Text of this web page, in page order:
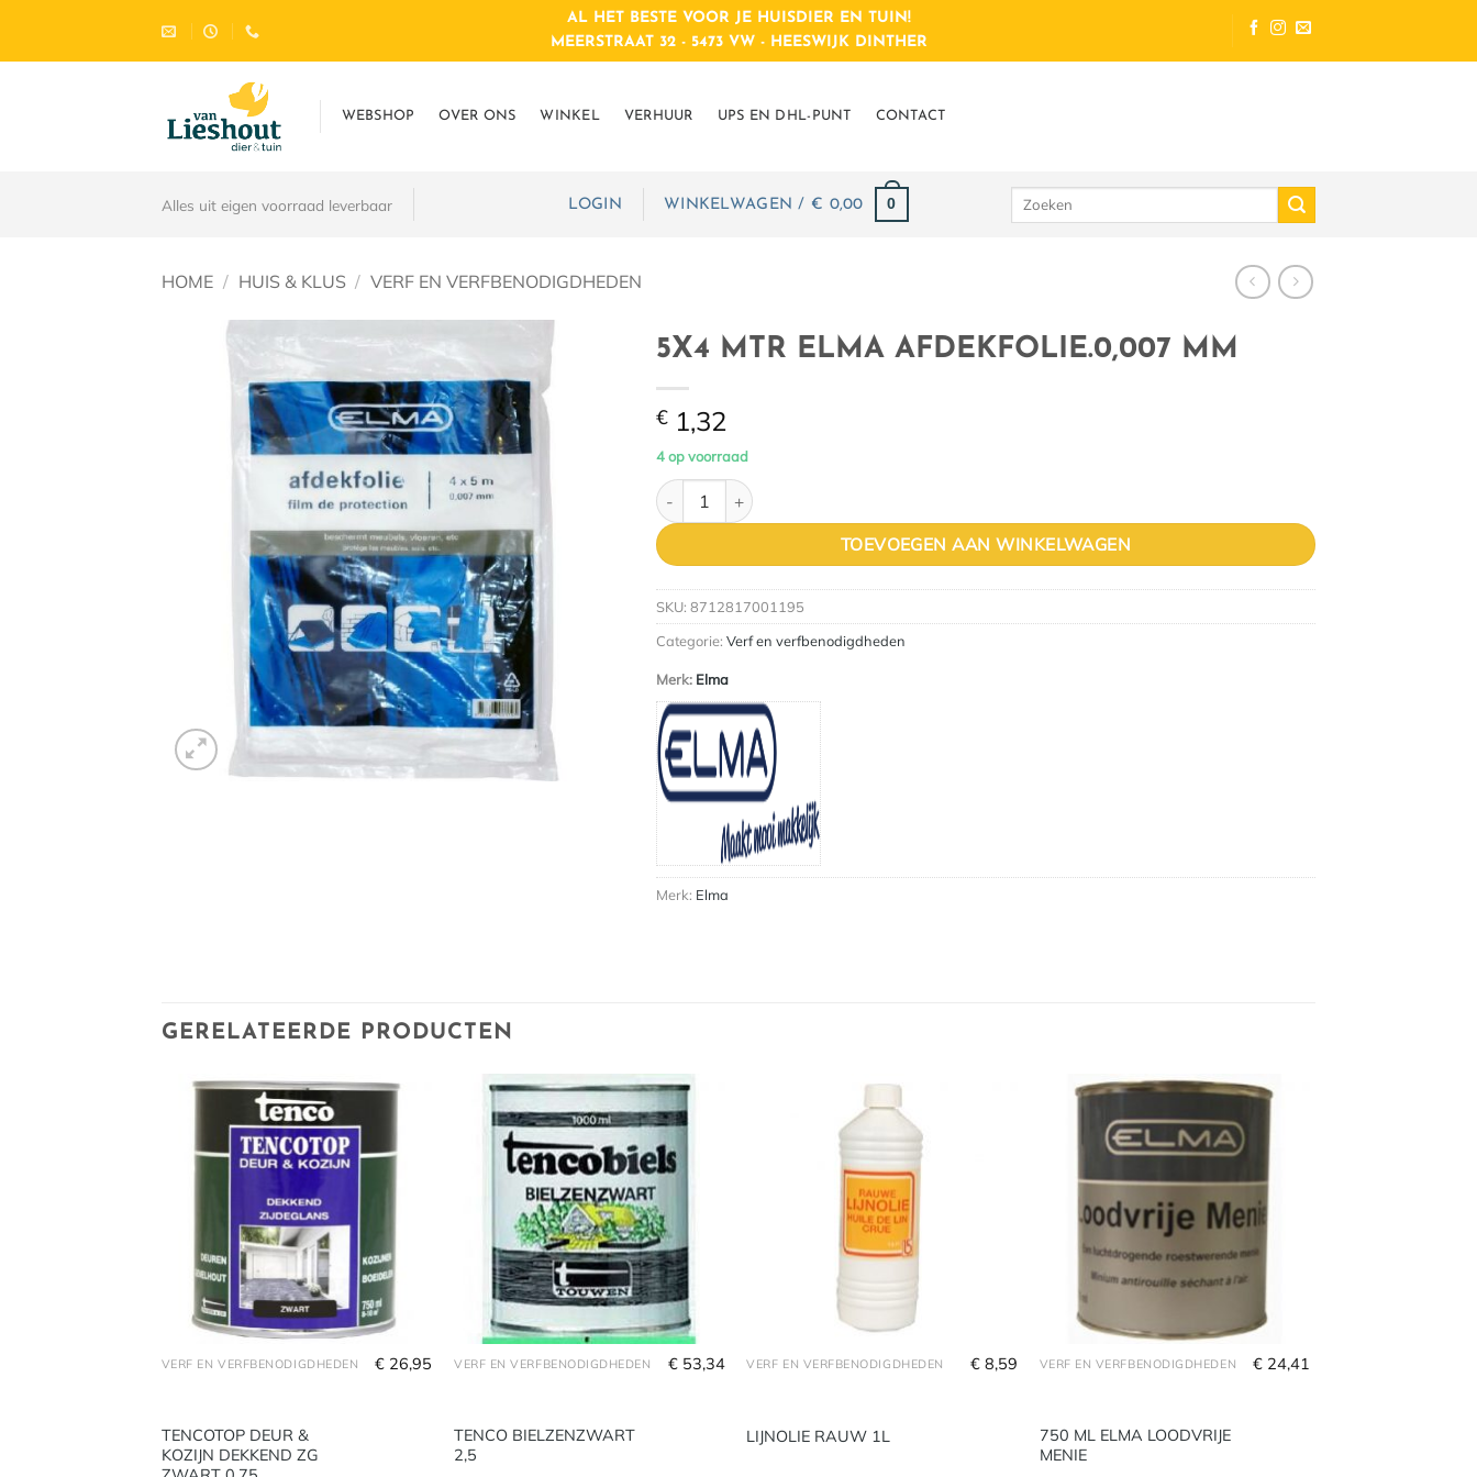
inhoud
AL HET BESTE VOOR JE HUISDIER EN TUIN!
MEERSTRAAT 32 - 5473 VW - HEESWIJK DINTHER
WEBSHOP OVER ONS WINKEL VERHUUR UPS EN DHL-PUNT CONTACT
Alles uit eigen voorraad leverbaar LOGIN WINKELWAGEN / € 0,00 0
Zoeken
HOME / HUIS & KLUS / VERF EN VERFBENODIGDHEDEN
5X4 MTR ELMA AFDEKFOLIE.0,007 MM
€ 1,32
4 op voorraad
5X4 MTR ELMA AFDEKFOLIE.0,007 MM aantal
TOEVOEGEN AAN WINKELWAGEN
SKU: 8712817001195
Categorie: Verf en verfbenodigdheden
Merk: Elma
Merk: Elma
GERELATEERDE PRODUCTEN
VERF EN VERFBENODIGDHEDEN
TENCOTOP DEUR &
KOZIJN DEKKEND ZG
€ 26,95 VERF EN VERFBENODIGDHEDEN
TENCO BIELZENZWART
2,5
€53,34 VERF EN VERFBENODIGDHEDEN
LIJNOLIE RAUW 1L
€8,59 VERF EN VERFBENODIGDHEDEN
750 ML ELMA LOODVRIJE
MENIE
€ 24,41